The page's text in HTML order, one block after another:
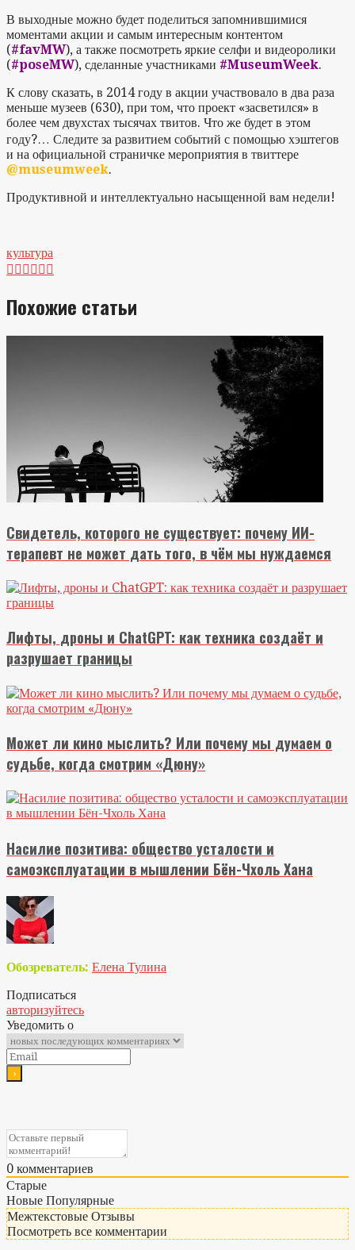
В выходные можно будет поделиться запомнившимися
моментами акции и самым интересным контентом
(#favMW), а также посмотреть яркие селфи и видеоролики
(#poseMW), сделанные участниками #MuseumWeek.
К слову сказать, в 2014 году в акции участвовало в два раза
меньше музеев (630), при том, что проект «засветился» в
более чем двухстах тысячах твитов. Что же будет в этом
году?… Следите за развитием событий с помощью хэштегов
и на официальной страничке мероприятия в твиттере
@museumweek.
Продуктивной и интеллектуально насыщенной вам недели!
культура

Похожие статьи
Свидетель, которого не существует: почему ИИ-
терапевт не может дать того, в чём мы нуждаемся
Лифты, дроны и ChatGPT: как техника создаёт и
разрушает границы
Может ли кино мыслить? Или почему мы думаем о
судьбе, когда смотрим «Дюну»
Насилие позитива: общество усталости и
самоэксплуатации в мышлении Бён-Чхоль Хана
Обозреватель: Елена Тулина
Подписаться
авторизуйтесь
Уведомить о
0 комментариев
Старые
Новые Популярные
Межтекстовые Отзывы
Посмотреть все комментарии